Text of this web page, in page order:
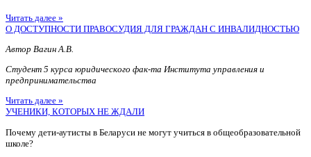
Читать далее »
О ДОСТУПНОСТИ ПРАВОСУДИЯ ДЛЯ ГРАЖДАН С ИНВАЛИДНОСТЬЮ
Автор Вагин А.В.
Студент 5 курса юридического фак-та Института управления и
предпринимательства
Читать далее »
УЧЕНИКИ, КОТОРЫХ НЕ ЖДАЛИ
Почему дети-аутисты в Беларуси не могут учиться в общеобразовательной
школе?